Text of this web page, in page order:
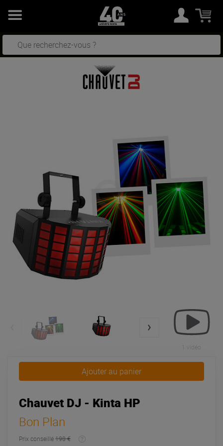
1 vidéo
Ajouter au panier
Chauvet DJ - Kinta HP
Bon Plan
Prix conseillé198 €